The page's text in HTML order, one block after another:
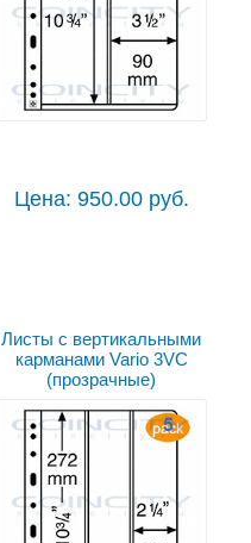
Цена: 950.00 руб.
Листы с вертикальными
карманами Vario 3VC
(прозрачные)